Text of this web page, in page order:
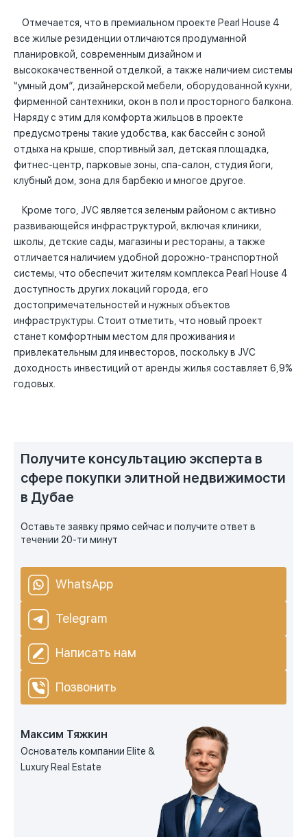
Отмечается, что в премиальном проекте Pearl House 4
все жилые резиденции отличаются продуманной
планировкой, современным дизайном и
высококачественной отделкой, а также наличием системы
“умный дом”, дизайнерской мебели, оборудованной кухни,
фирменной сантехники, окон в пол и просторного балкона.
Наряду с этим для комфорта жильцов в проекте
предусмотрены такие удобства, как бассейн с зоной
отдыха на крыше, спортивный зал, детская площадка,
фитнес-центр, парковые зоны, спа-салон, студия йоги,
клубный дом, зона для барбекю и многое другое.
Кроме того, JVC является зеленым районом с активно
развивающейся инфраструктурой, включая клиники,
школы, детские сады, магазины и рестораны, а также
отличается наличием удобной дорожно-транспортной
системы, что обеспечит жителям комплекса Pearl House 4
доступность других локаций города, его
достопримечательностей и нужных объектов
инфраструктуры. Стоит отметить, что новый проект
станет комфортным местом для проживания и
привлекательным для инвесторов, поскольку в JVC
доходность инвестиций от аренды жилья составляет 6,9%
годовых.
Получите консультацию эксперта в
сфере покупки элитной недвижимости
в Дубае
Оставьте заявку прямо сейчас и получите ответ в
течении 20-ти минут
WhatsApp
Telegram
Написать нам
Позвонить
Максим Тяжкин
Основатель компании Elite &
Luxury Real Estate